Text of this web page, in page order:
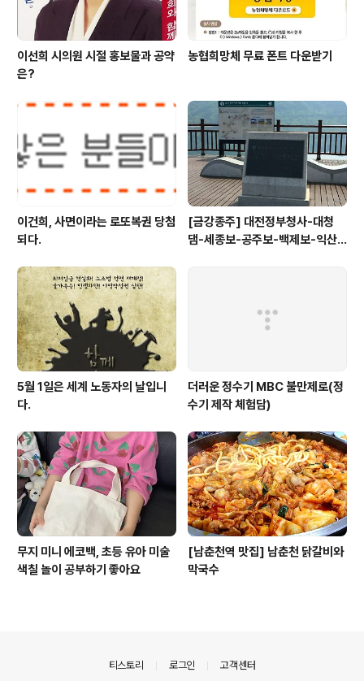
이선희 시의원 시절 홍보물과 공약
은?
농협희망체 무료 폰트 다운받기
이건희, 사면이라는 로또복권 당첨
되다.
[금강종주] 대전정부청사-대청
댐-세종보-공주보-백제보-익산
5월 1일은 세계 노동자의 날입니
다.
더러운 정수기 MBC 불만제로(정
수기 제작 체험담)
무지 미니 에코백, 초등 유아 미술
색칠 놀이 공부하기 좋아요
[남춘천역 맛집] 남춘천 닭갈비와
막국수
티스토리 로그인 고객센터